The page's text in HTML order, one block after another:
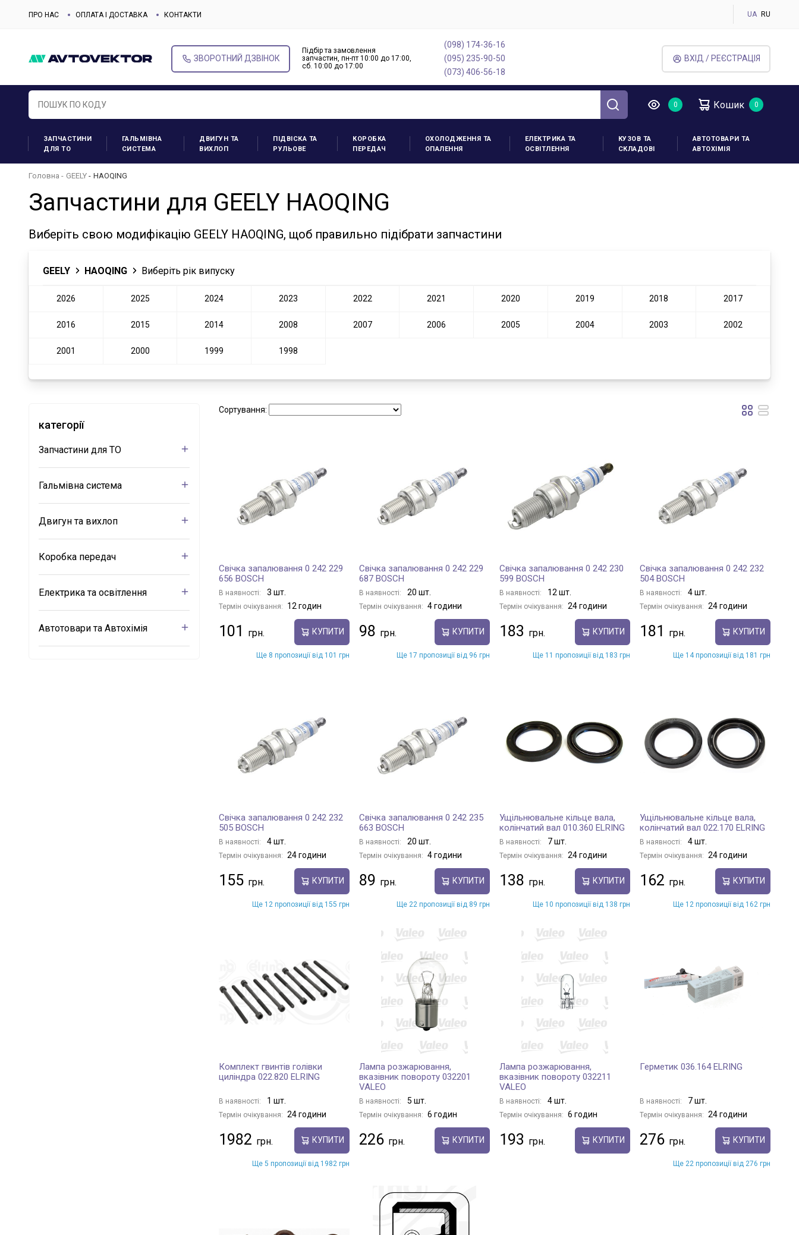
ПРО НАС ОПЛАТА І ДОСТАВКА КОНТАКТИ UA RU
ЗВОРОТНИЙ ДЗВІНОК
Підбір та замовлення
запчастин, пн-пт 10:00 до 17:00,
cб. 10:00 до 17:00
(098) 174-36-16
(095) 235-90-50
(073) 406-56-18
ВХІД / РЕЄСТРАЦІЯ
Кошик
ЗАПЧАСТИНИ
ДЛЯ ТО
ГАЛЬМІВНА
СИСТЕМА
ДВИГУН ТА
ВИХЛОП
ПІДВІСКА ТА
РУЛЬОВЕ
КОРОБКА
ПЕРЕДАЧ
ОХОЛОДЖЕННЯ ТА
ОПАЛЕННЯ
ЕЛЕКТРИКА ТА
ОСВІТЛЕННЯ
КУЗОВ ТА
СКЛАДОВІ
АВТОТОВАРИ ТА
АВТОХІМІЯ
Головна GEELY HAOQING
Запчастини для GEELY HAOQING
Виберіть свою модифікацію GEELY HAOQING, щоб правильно підібрати запчастини
GEELY HAOQING Виберіть рік випуску
2026 2025 2024 2023 2022 2021 2020 2019 2018 2017
2016 2015 2014 2008 2007 2006 2005 2004 2003 2002
2001 2000 1999 1998
категорії
Запчастини для ТО
Гальмівна система
Двигун та вихлоп
Коробка передач
Електрика та освітлення
Автотовари та Автохімія
Сортування:
Свічка запалювання 0 242 229
656 BOSCH
В наявності: 3 шт.
Термін очікування: 12 годин
101 КУПИТИ
Ще 8 пропозиції від 101 грн
Свічка запалювання 0 242 229
687 BOSCH
В наявності: 20 шт.
Термін очікування: 4 години
98 КУПИТИ
Ще 17 пропозиції від 96 грн
Свічка запалювання 0 242 230
599 BOSCH
В наявності: 12 шт.
Термін очікування: 24 години
183 КУПИТИ
Ще 11 пропозиції від 183 грн
Свічка запалювання 0 242 232
504 BOSCH
В наявності: 4 шт.
Термін очікування: 24 години
181 КУПИТИ
Ще 14 пропозиції від 181 грн
Свічка запалювання 0 242 232
505 BOSCH
В наявності: 4 шт.
Термін очікування: 24 години
155 КУПИТИ
Ще 12 пропозиції від 155 грн
Свічка запалювання 0 242 235
663 BOSCH
В наявності: 20 шт.
Термін очікування: 4 години
89 КУПИТИ
Ще 22 пропозиції від 89 грн
Ущільнювальне кільце вала,
колінчатий вал 010.360 ELRING
В наявності: 7 шт.
Термін очікування: 24 години
138 КУПИТИ
Ще 10 пропозиції від 138 грн
Ущільнювальне кільце вала,
колінчатий вал 022.170 ELRING
В наявності: 4 шт.
Термін очікування: 24 години
162 КУПИТИ
Ще 12 пропозиції від 162 грн
Комплект гвинтів голівки
циліндра 022.820 ELRING
В наявності: 1 шт.
Термін очікування: 24 години
1982 КУПИТИ
Ще 5 пропозиції від 1982 грн
Лампа розжарювання,
вказівник повороту 032201
VALEO
В наявності: 5 шт.
Термін очікування: 6 годин
226 КУПИТИ
Лампа розжарювання,
вказівник повороту 032211
VALEO
В наявності: 4 шт.
Термін очікування: 6 годин
193 КУПИТИ
Герметик 036.164 ELRING
В наявності: 7 шт.
Термін очікування: 24 години
276 КУПИТИ
Ще 22 пропозиції від 276 грн